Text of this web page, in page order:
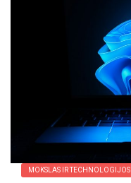
MOKSLAS IR TECHNOLOGIJOS